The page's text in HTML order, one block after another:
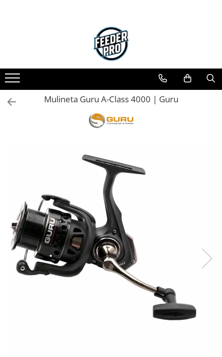
Mulinete
Accesorii Diverse
Mincioguri si Juvelnice
Scaune si Accesorii
Mulineta Guru A-Class 4000 | Guru